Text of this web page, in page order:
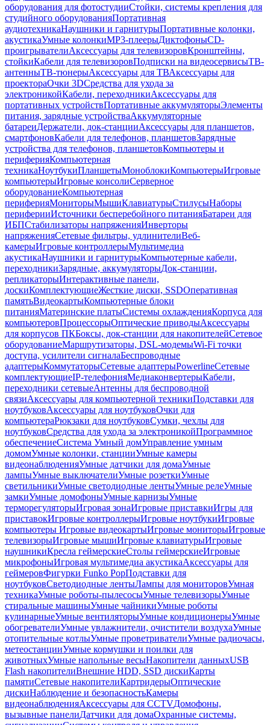
оборудования для фотостудииСтойки, системы крепления для
студийного оборудованияПортативная
аудиотехникаНаушники и гарнитурыПортативные колонки,
акустикаУмные колонкиMP3-плеерыДиктофоныCD-
проигрывателиАксессуары для телевизоровКронштейны,
стойкиКабели для телевизоровПодписки на видеосервисыТВ-
антенныТВ-тюнерыАксессуары для ТВАксессуары для
проектораОчки 3DСредства для ухода за
электроникойКабели, переходникиАксессуары для
портативных устройствПортативные аккумуляторыЭлементы
питания, зарядные устройстваАккумуляторные
батареиДержатели, док-станцииАксессуары для планшетов,
смартфоновКабели для телефонов, планшетовЗарядные
устройства для телефонов, планшетовКомпьютеры и
периферияКомпьютерная
техникаНоутбукиПланшетыМоноблокиКомпьютерыИгровые
компьютерыИгровые консолиСерверное
оборудованиеКомпьютерная
периферияМониторыМышиКлавиатурыСтилусыНаборы
периферииИсточники бесперебойного питанияБатареи для
ИБПСтабилизаторы напряженияИнверторы
напряженияСетевые фильтры, удлинителиВеб-
камерыИгровые контроллерыМультимедиа
акустикаНаушники и гарнитурыКомпьютерные кабели,
переходникиЗарядные, аккумуляторыДок-станции,
репликаторыИнтерактивные панели,
доскиКомплектующиеЖесткие диски, SSDОперативная
памятьВидеокартыКомпьютерные блоки
питанияМатеринские платыСистемы охлажденияКорпуса для
компьютеровПроцессорыОптические приводыАксессуары
для корпусов ПКБоксы, док-станции для накопителейСетевое
оборудованиеМаршрутизаторы, DSL-модемыWi-Fi точки
доступа, усилители сигналаБеспроводные
адаптерыКоммутаторыСетевые адаптерыPowerlineСетевые
комплектующиеIP-телефонияМедиаконвертерыКабели,
переходники сетевыеАнтенны для беспроводной
связиАксессуары для компьютерной техникиПодставки для
ноутбуковАксессуары для ноутбуковОчки для
компьютераРюкзаки для ноутбуковСумки, чехлы для
ноутбуковСредства для ухода за электроникойПрограммное
обеспечениеСистема Умный домУправление умным
домомУмные колонки, станцииУмные камеры
видеонаблюденияУмные датчики для домаУмные
лампыУмные выключателиУмные розеткиУмные
светильникиУмные светодиодные лентыУмные релеУмные
замкиУмные домофоныУмные карнизыУмные
терморегуляторыИгровая зонаИгровые приставкиИгры для
приставокИгровые контроллерыИгровые ноутбукиИгровые
компьютеры Игровые видеокартыИгровые мониторыИгровые
телевизорыИгровые мышиИгровые клавиатурыИгровые
наушникиКресла геймерскиеСтолы геймерскиеИгровые
микрофоныИгровая мультимедиа акустикаАксессуары для
геймеровФигурки Funko PopПодставки для
ноутбуковСветодиодные лентыЛампы для мониторовУмная
техникаУмные роботы-пылесосыУмные телевизорыУмные
стиральные машиныУмные чайникиУмные роботы
кулинарныеУмные вентиляторыУмные кондиционерыУмные
обогревателиУмные увлажнители, очистители воздухаУмные
отопительные котлыУмные проветривателиУмные радиочасы,
метеостанцииУмные кормушки и поилки для
животныхУмные напольные весыНакопители данныхUSB
Flash накопителиВнешние HDD, SSD дискиКарты
памятиСетевые накопителиКартридерыОптические
дискиНаблюдение и безопасностьКамеры
видеонаблюденияАксессуары для CCTVДомофоны,
вызывные панелиДатчики для домаОхранные системы,